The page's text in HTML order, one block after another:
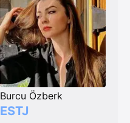
Burcu Özberk
ESTJ